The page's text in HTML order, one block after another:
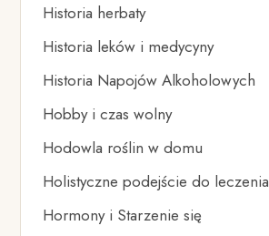
Historia herbaty
Historia leków i medycyny
Historia Napojów Alkoholowych
Hobby i czas wolny
Hodowla roślin w domu
Holistyczne podejście do leczenia
Hormony i Starzenie się